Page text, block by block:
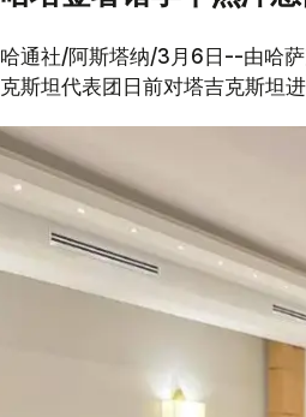
哈通社/阿斯塔纳/3月6日--由哈
克斯坦代表团日前对塔吉克斯坦进